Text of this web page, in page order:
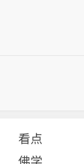
看点
佛学